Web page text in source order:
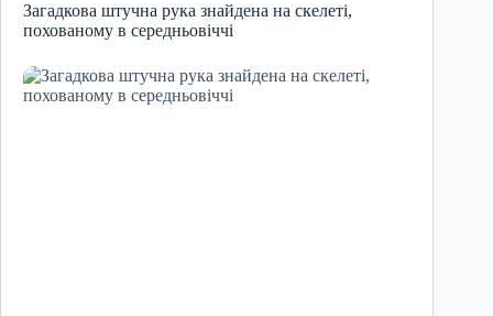
Загадкова штучна рука знайдена на скелеті,
похованому в середньовіччі